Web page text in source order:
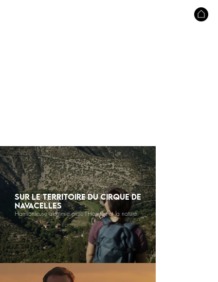
SUR LE TERRITOIRE DU CIRQUE DE
NAVACELLES
Harmonieuse alchimie entre l'Homme et la nature